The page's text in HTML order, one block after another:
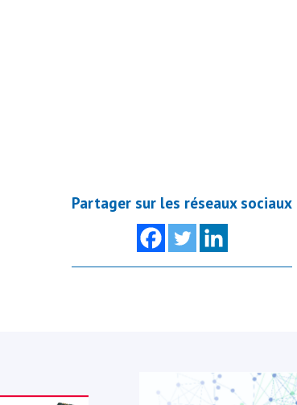
Partager sur les réseaux sociaux